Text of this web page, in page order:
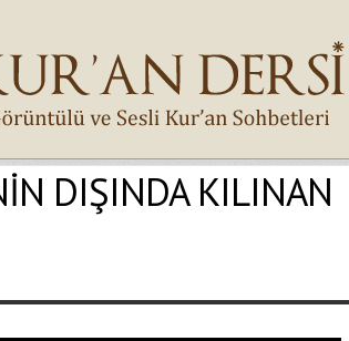
DIŞINDA KILINAN